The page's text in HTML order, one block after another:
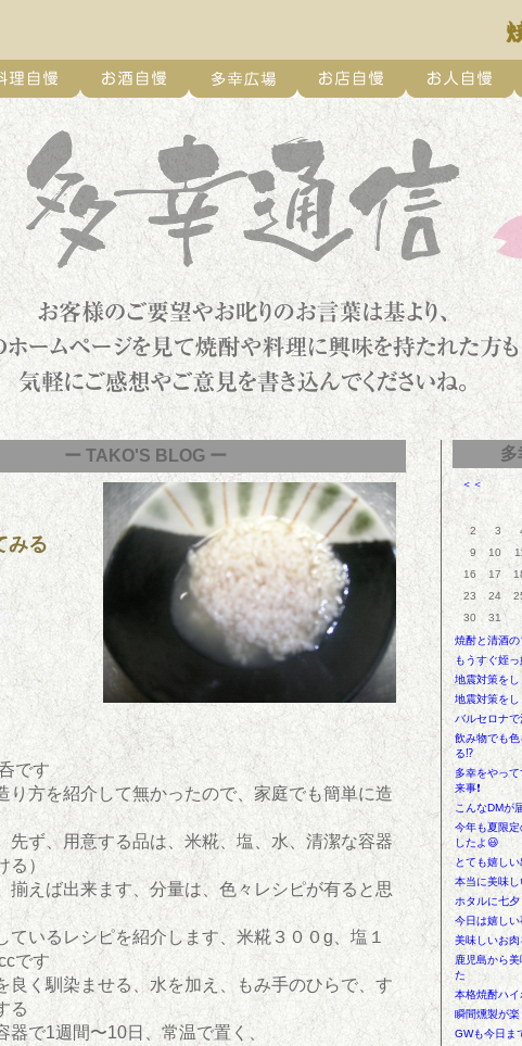
ー TAKO'S BLOG ー
みる
です
り方を紹介して無かったので、家庭でも簡単に造
先ず、用意する品は、米糀、塩、水、清潔な容器
る）
揃えば出来ます、分量は、色々レシピが有ると思
ているレシピを紹介します、米糀３００g、塩１
です
良く馴染ませる、水を加え、もみ手のひらで、す
る
器で1週間〜10日、常温で置く、
多
＜＜
2
3
9
10
16
17
23
24
30
31
焼酎と清酒の
もうすぐ姪
地震対策をし
地震対策をし
バルセロナ
飲み物でも
る⁉
多幸をやっ
来事❗
こんなDMが
今年も夏限定
したよ😃
とても嬉し
本当に美味し
ホタルに七夕
今日は嬉しい
美味しいお肉
鹿児島から
た
本格焼酎ハイ
瞬間燻製が楽
GWも今日ま